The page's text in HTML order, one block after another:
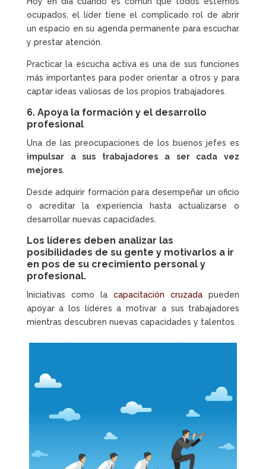
ocupados, el líder tiene el complicado rol de abrir
un espacio en su agenda permanente para escuchar
y prestar atención.
Practicar la escucha activa es una de sus funciones
más importantes para poder orientar a otros y para
captar ideas valiosas de los propios trabajadores.
6. Apoya la formación y el desarrollo
profesional
Una de las preocupaciones de los buenos jefes es
impulsar a sus trabajadores a ser cada vez
mejores.
Desde adquirir formación para desempeñar un oficio
o acreditar la experiencia hasta actualizarse o
desarrollar nuevas capacidades.
Los líderes deben analizar las
posibilidades de su gente y motivarlos a ir
en pos de su crecimiento personal y
profesional.
Iniciativas como lacapacitación cruzada pueden
apoyar a los líderes a motivar a sus trabajadores
mientras descubren nuevas capacidades y talentos.